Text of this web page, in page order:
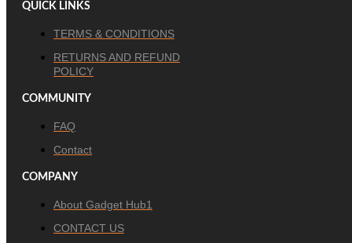
QUICK LINKS
TERMS & CONDITIONS
RETURNS AND REFUND
POLICY
COMMUNITY
FAQ
Contact
COMPANY
About Gadget Hub1
CONTACT US